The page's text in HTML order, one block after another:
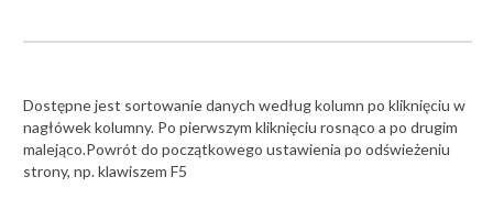
Dostępne jest sortowanie danych według kolumn po kliknięciu w
nagłówek kolumny. Po pierwszym kliknięciu rosnąco a po drugim
malejąco.Powrót do początkowego ustawienia po odświeżeniu
strony, np. klawiszem F5